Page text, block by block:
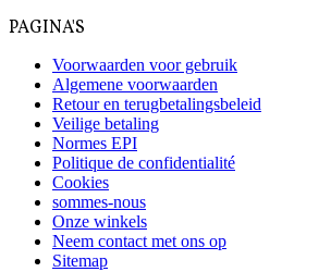
PAGINA'S
Voorwaarden voor gebruik
Algemene voorwaarden
Retour en terugbetalingsbeleid
Veilige betaling
Normes EPI
Politique de confidentialité
Cookies
sommes-nous
Onze winkels
Neem contact met ons op
Sitemap